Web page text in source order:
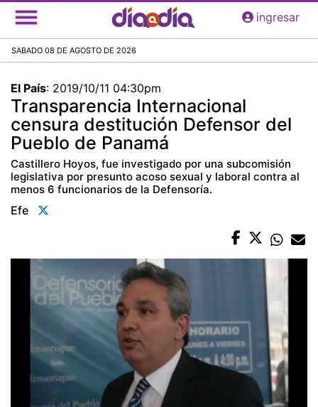
Pasar
al
principal
ingresar
SABADO 08 DE AGOSTO DE 2026
El País: 2019/10/11 04:30pm
Transparencia Internacional
censura destitución Defensor del
Pueblo de Panamá
Castillero Hoyos, fue investigado por una subcomisión
legislativa por presunto acoso sexual y laboral contra al
menos 6 funcionarios de la Defensoría.
Efe